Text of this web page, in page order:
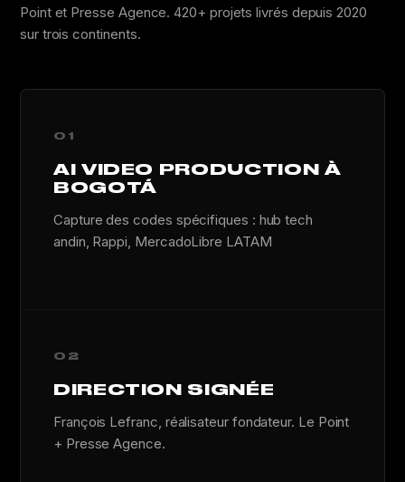
Point et Presse Agence. 420+ projets livrés depuis 2020
sur trois continents.
01
AI VIDEO PRODUCTION À
BOGOTÁ
Capture des codes spécifiques : hub tech
andin, Rappi, MercadoLibre LATAM
02
DIRECTION SIGNÉE
François Lefranc, réalisateur fondateur. Le Point
+ Presse Agence.